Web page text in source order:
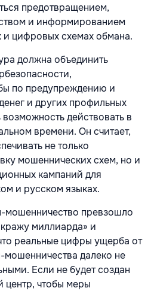
предотвращением,
и информированием
и цифровых схемах обмана.
должна объединить
по предупреждению и
и других профильных
действовать в
времени. Он считает,
не только
мошеннических схем, но и
кампаний для
и русском языках.
мошенничество превзошло
миллиарда» и
реальные цифры ущерба от
далеко не
Если не будет создан
центр, чтобы меры